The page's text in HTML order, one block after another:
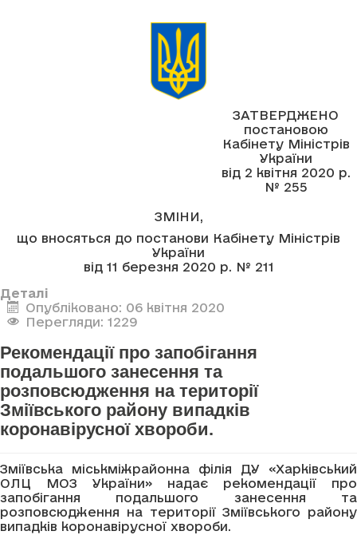
ЗАТВЕРДЖЕНО
постановою
Кабінету Міністрів
України
від 2 квітня 2020 р.
№ 255
ЗМІНИ,
що вносяться до постанови Кабінету Міністрів
України
від 11 березня 2020 р. № 211
Деталі
Опубліковано: 06 квітня 2020
Перегляди: 1229
Рекомендації про запобігання
подальшого занесення та
розповсюдження на території
Зміївського району випадків
коронавірусної хвороби.
Зміївська міськміжрайонна філія ДУ «Харківський
ОЛЦ МОЗ України» надає рекомендації про
запобігання подальшого занесення та
розповсюдження на території Зміївського району
випадків коронавірусної хвороби.